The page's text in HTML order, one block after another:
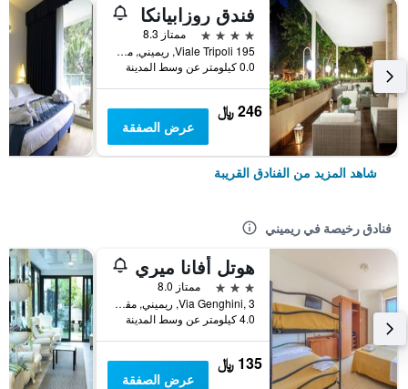
فندق روزابيانكا
4 نجوم
ممتاز 8.3
Viale Tripoli 195, ريميني, مقاطعة ريميني, إيطاليا
0.0 كيلومتر عن وسط المدينة
246 ﷼
عرض الصفقة
شاهد المزيد من الفنادق القريبة
فنادق رخيصة في ريميني
هوتل أفانا ميري
3 نجوم
ممتاز 8.0
Via Genghini, 3, ريميني, مقاطعة ريميني, إيطاليا
4.0 كيلومتر عن وسط المدينة
135 ﷼
عرض الصفقة